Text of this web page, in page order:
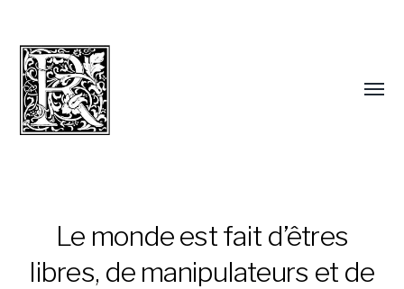
Le monde est fait d’êtres
libres, de manipulateurs et de